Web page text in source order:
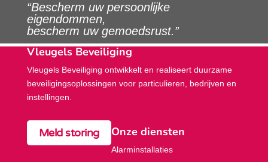
“Bescherm uw persoonlijke
eigendommen,
bescherm uw gemoedsrust.”
Vleugels Beveiliging
Vleugels Beveiliging ontwikkelt en realiseert duurzame
beveiligings­oplossingen voor particulieren, bedrijven en
instellingen.
Meld storing Onze diensten
Alarminstallaties